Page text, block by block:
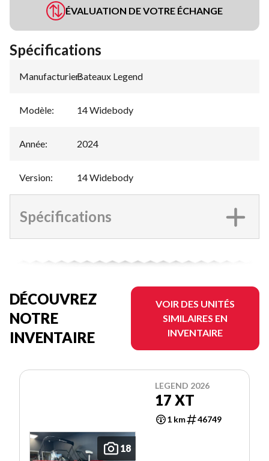
ÉVALUATION DE VOTRE ÉCHANGE
Spécifications
Manufacturier:
Bateaux Legend
Modèle: 14 Widebody
Année: 2024
Version: 14 Widebody
Spécifications
DÉCOUVREZ
NOTRE
INVENTAIRE
VOIR DES UNITÉS
SIMILAIRES EN
INVENTAIRE
18
LEGEND 2026
17 XT
1 km 46749